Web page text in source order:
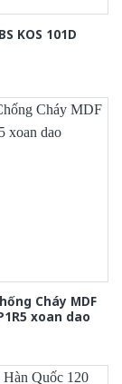
KOS 101D
Cháy MDF
xoan dao